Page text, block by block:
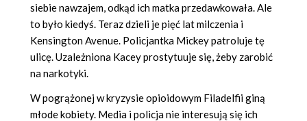
siebie nawzajem, odkąd ich matka przedawkowała. Ale
to było kiedyś. Teraz dzieli je pięć lat milczenia i
Kensington Avenue. Policjantka Mickey patroluje tę
ulicę. Uzależniona Kacey prostytuuje się, żeby zarobić
na narkotyki.
W pogrążonej w kryzysie opioidowym Filadelfii giną
młode kobiety. Media i policja nie interesują się ich